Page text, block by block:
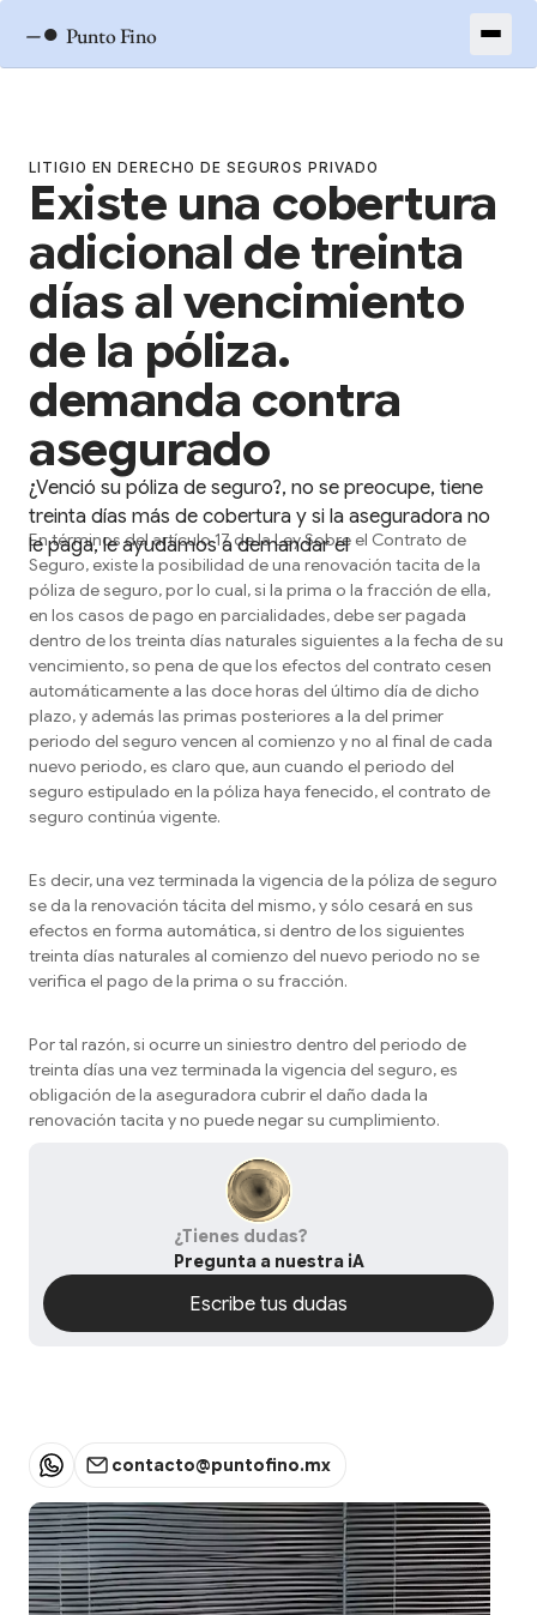
–● Punto Fino
LITIGIO EN DERECHO DE SEGUROS PRIVADO
Existe una cobertura
adicional de treinta
días al vencimiento
de la póliza.
demanda contra
asegurado
¿Venció su póliza de seguro?, no se preocupe, tiene
treinta días más de cobertura y si la aseguradora no
le paga, le ayudamos a demandar el
En términos del artículo 17 de la Ley Sobre el Contrato de
Seguro, existe la posibilidad de una renovación tacita de la
póliza de seguro, por lo cual, si la prima o la fracción de ella,
en los casos de pago en parcialidades, debe ser pagada
dentro de los treinta días naturales siguientes a la fecha de su
vencimiento, so pena de que los efectos del contrato cesen
automáticamente a las doce horas del último día de dicho
plazo, y además las primas posteriores a la del primer
periodo del seguro vencen al comienzo y no al final de cada
nuevo periodo, es claro que, aun cuando el periodo del
seguro estipulado en la póliza haya fenecido, el contrato de
seguro continúa vigente.
Es decir, una vez terminada la vigencia de la póliza de seguro
se da la renovación tácita del mismo, y sólo cesará en sus
efectos en forma automática, si dentro de los siguientes
treinta días naturales al comienzo del nuevo periodo no se
verifica el pago de la prima o su fracción.
Por tal razón, si ocurre un siniestro dentro del periodo de
treinta días una vez terminada la vigencia del seguro, es
obligación de la aseguradora cubrir el daño dada la
renovación tacita y no puede negar su cumplimiento.
¿Tienes dudas?
Pregunta a nuestra iA
Escribe tus dudas
contacto@puntofino.mx